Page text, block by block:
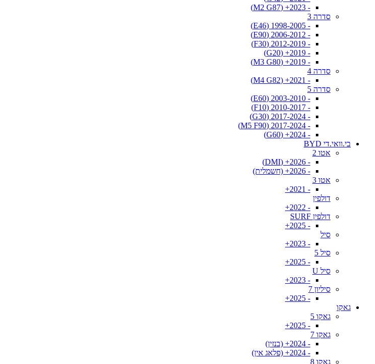
- 2023+ (M2 G87)
סדרה 3
- 1998-2005 (E46)
- 2006-2012 (E90)
- 2012-2019 (F30)
- 2019+ (G20)
- 2019+ (M3 G80)
סדרה 4
- 2021+ (M4 G82)
סדרה 5
- 2003-2010 (E60)
- 2010-2017 (F10)
- 2017-2024 (G30)
- 2017-2024 (M5 F90)
- 2024+ (G60)
בי.וואי.די BYD
אטו 2
- 2026+ (DMI)
- 2026+ (חשמלית)
אטו 3
- 2021+
דולפין
- 2022+
דולפין SURF
- 2025+
סיל
- 2023+
סיל 5
- 2025+
סיל U
- 2023+
סיליון 7
- 2025+
גאקו
גאקו 5
- 2025+
גאקו 7
- 2024+ (בנזין)
- 2024+ (פלאג אין)
גאקו 8